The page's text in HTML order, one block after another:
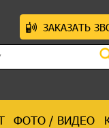
ЗАКАЗАТЬ
ФОТО / ВИДЕО